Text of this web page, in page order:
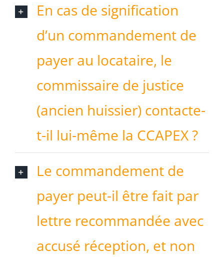
En cas de signification
d’un commandement de
payer au locataire, le
commissaire de justice
(ancien huissier) contacte-
t-il lui-même la CCAPEX ?
Le commandement de
payer peut-il être fait par
lettre recommandée avec
accusé réception, et non